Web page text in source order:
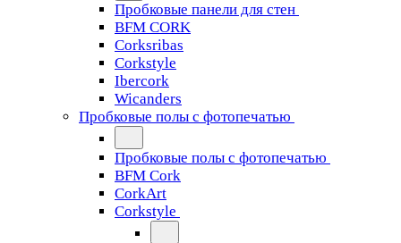
Пробковые панели для стен
BFM CORK
Corksribas
Corkstyle
Ibercork
Wicanders
Пробковые полы с фотопечатью
Пробковые полы с фотопечатью
BFM Cork
CorkArt
Corkstyle